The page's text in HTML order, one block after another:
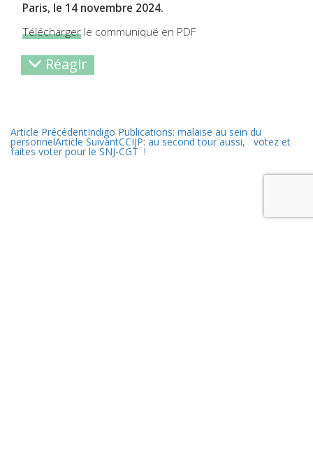
Paris, le 14 novembre 2024.
Télécharger le communiqué en PDF
Réagir
Article PrécédentIndigo Publications: malaise au sein du
personnelArticle SuivantCCIJP: au second tour aussi, votez et
faites voter pour le SNJ-CGT !